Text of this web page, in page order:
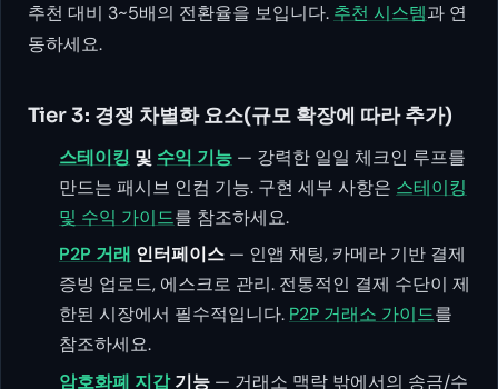
추천 대비 3~5배의 전환율을 보입니다. 추천 시스템과 연
동하세요.
Tier 3: 경쟁 차별화 요소(규모 확장에 따라 추가)
스테이킹 및 수익 기능 — 강력한 일일 체크인 루프를
만드는 패시브 인컴 기능. 구현 세부 사항은 스테이킹
및 수익 가이드를 참조하세요.
P2P 거래 인터페이스 — 인앱 채팅, 카메라 기반 결제
증빙 업로드, 에스크로 관리. 전통적인 결제 수단이 제
한된 시장에서 필수적입니다. P2P 거래소 가이드를
참조하세요.
암호화폐 지갑기능 — 거래소 맥락 밖에서의 송금/수